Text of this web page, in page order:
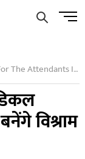
Menu
Food Will Also Be Provided In This Amount
विश्राम